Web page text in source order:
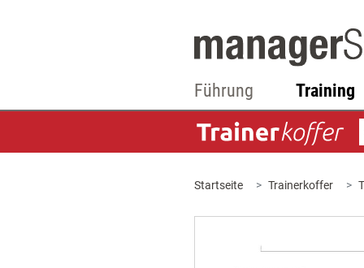
Führung Training
Startseite Trainerkoffer